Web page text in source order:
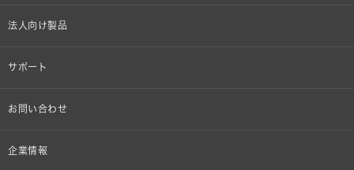
オンラインストア限定
法人向け製品
設備音響機器
サポート
個人向け製品サポート
お問い合わせ
その他、メディア 取材関連等のお問い合わせ
企業情報